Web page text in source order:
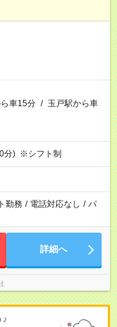
車15分 / 玉戸駅から車
分) ※シフト制
勤務 / 電話対応なし / パ
詳細へ
♪